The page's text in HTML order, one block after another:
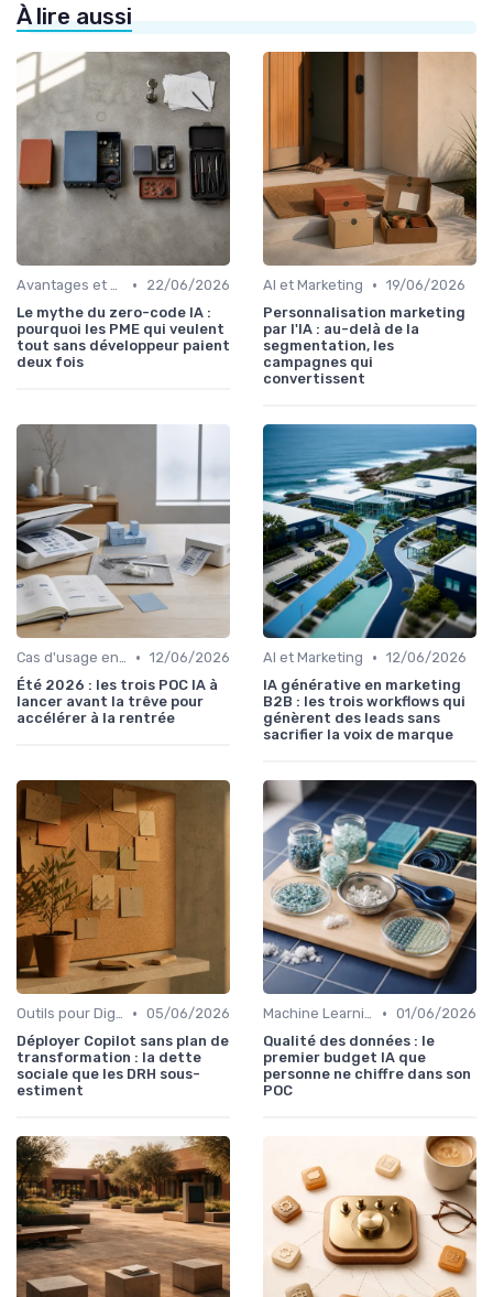
À lire aussi
Avantages et défis •
22/06/2026
Le mythe du zero-code IA :
pourquoi les PME qui veulent
tout sans développeur paient
deux fois
AI et Marketing • 19/06/2026
Personnalisation marketing
par l'IA : au-delà de la
segmentation, les
campagnes qui
convertissent
Cas d'usage en entreprise • 12/06/2026
Été 2026 : les trois POC IA à
lancer avant la trêve pour
accélérer à la rentrée
AI et Marketing • 12/06/2026
IA générative en marketing
B2B : les trois workflows qui
génèrent des leads sans
sacrifier la voix de marque
Outils pour Digital Worker • 05/06/2026
Déployer Copilot sans plan de
transformation : la dette
sociale que les DRH sous-
estiment
Machine Learning • 01/06/2026
Qualité des données : le
premier budget IA que
personne ne chiffre dans son
POC